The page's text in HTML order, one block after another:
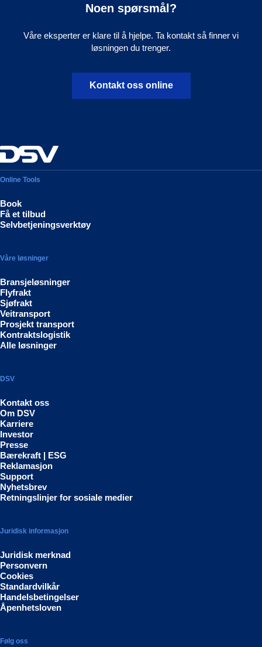
Noen spørsmål?
Våre eksperter er klare til å hjelpe. Ta kontakt så finner vi
løsningen du trenger.
Kontakt oss online
Online Tools
Book
Få et tilbud
Selvbetjeningsverktøy
Våre løsninger
Bransjeløsninger
Flyfrakt
Sjøfrakt
Veitransport
Prosjekt transport
Kontraktslogistik
Alle løsninger
DSV
Kontakt oss
Om DSV
Karriere
Investor
Presse
Bærekraft | ESG
Reklamasjon
Support
Nyhetsbrev
Retningslinjer for sosiale medier
Juridisk informasjon
Juridisk merknad
Personvern
Cookies
Standardvilkår
Handelsbetingelser
Åpenhetsloven
Følg oss